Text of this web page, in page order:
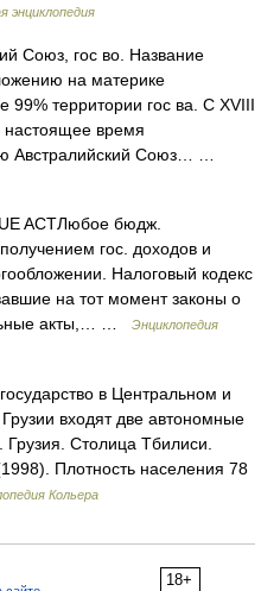
энциклопедия
Союз, гос во. Название
на материке
99% территории гос ва. С XVIII
настоящее время
Австралийский Союз… …
ACTЛюбое бюдж.
гос. доходов и
Налоговый кодекс
на тот момент законы о
акты,… …
Энциклопедия
в Центральном и
входят две автономные
Столица Тбилиси.
Плотность населения 78
Кольера
18+